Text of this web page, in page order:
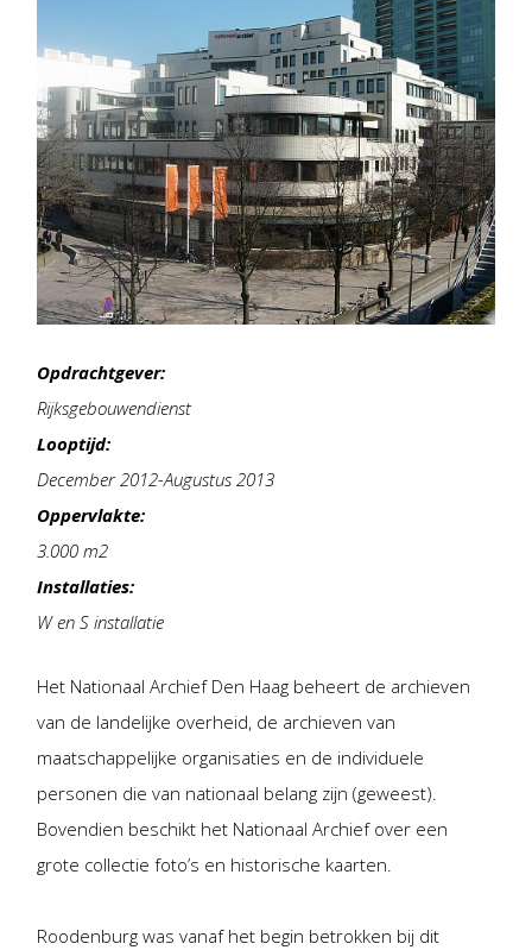
Opdrachtgever:
Rijksgebouwendienst
Looptijd:
December 2012-Augustus 2013
Oppervlakte:
3.000 m2
Installaties:
W en S installatie
Het Nationaal Archief Den Haag beheert de archieven
van de landelijke overheid, de archieven van
maatschappelijke organisaties en de individuele
personen die van nationaal belang zijn (geweest).
Bovendien beschikt het Nationaal Archief over een
grote collectie foto’s en historische kaarten.
Roodenburg was vanaf het begin betrokken bij dit